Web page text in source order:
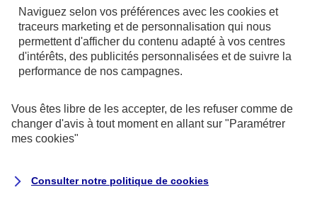
surwww.orias.fr)
AXA Assistance France Assurances,
S.A au capital de 51 429 430,40 €,
Siège social :
8-10, rue Paul Vaillant Couturier
Naviguez selon vos préférences avec les cookies et
traceurs marketing et de personnalisation qui nous
permettent d'afficher du contenu adapté à vos centres
d'intérêts, des publicités personnalisées et de suivre la
performance de nos campagnes.
Vous êtes libre de les accepter, de les refuser comme de
changer d'avis à tout moment en allant sur "Paramétrer
mes cookies"
Consulter notre politique de cookies